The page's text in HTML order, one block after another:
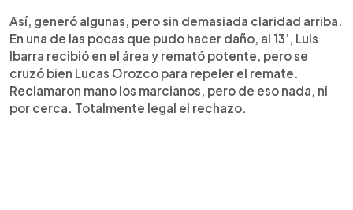
Así, generó algunas, pero sin demasiada claridad arriba.
En una de las pocas que pudo hacer daño, al 13’, Luis
Ibarra recibió en el área y remató potente, pero se
cruzó bien Lucas Orozco para repeler el remate.
Reclamaron mano los marcianos, pero de eso nada, ni
por cerca. Totalmente legal el rechazo.